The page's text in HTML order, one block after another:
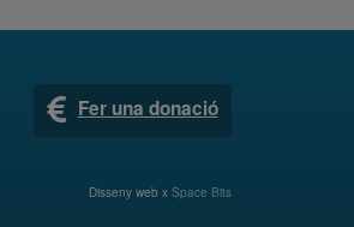
Fer una donació
Disseny web x Space Bits